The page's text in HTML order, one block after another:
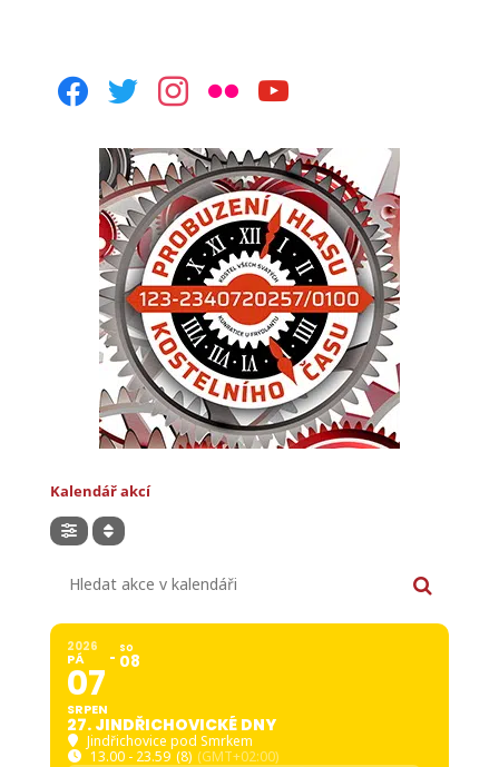
facebooktwitterinstagram
flickr youtube
Kalendář akcí
2026
PÁ
07
SRPEN
SO
08
27. JINDŘICHOVICKÉ DNY
Jindřichovice pod Smrkem
13.00 - 23.59 (8) (GMT+02:00)